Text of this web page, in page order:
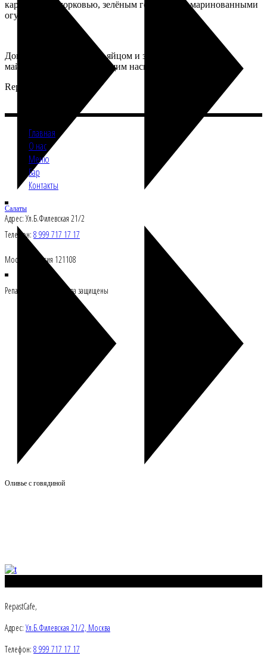
Салаты
Оливье с говядиной
картофелем, морковью, зелёным горошком и маринованными
огурцами.
Дополнен перепелиным яйцом и заправлен нежным
майонезом, подчёркивающим насыщенность вкуса.
Repastcafe
Главная
О нас
Меню
Бар
Контакты
Адрес: Ул.Б.Филевская 21/2
Телефон: 8 999 717 17 17
Москва, Росссия 121108
Репасткафе © Все права защищены
RepastCafe,
Адрес: Ул.Б.Филевская 21/2, Москва
Телефон: 8 999 717 17 17